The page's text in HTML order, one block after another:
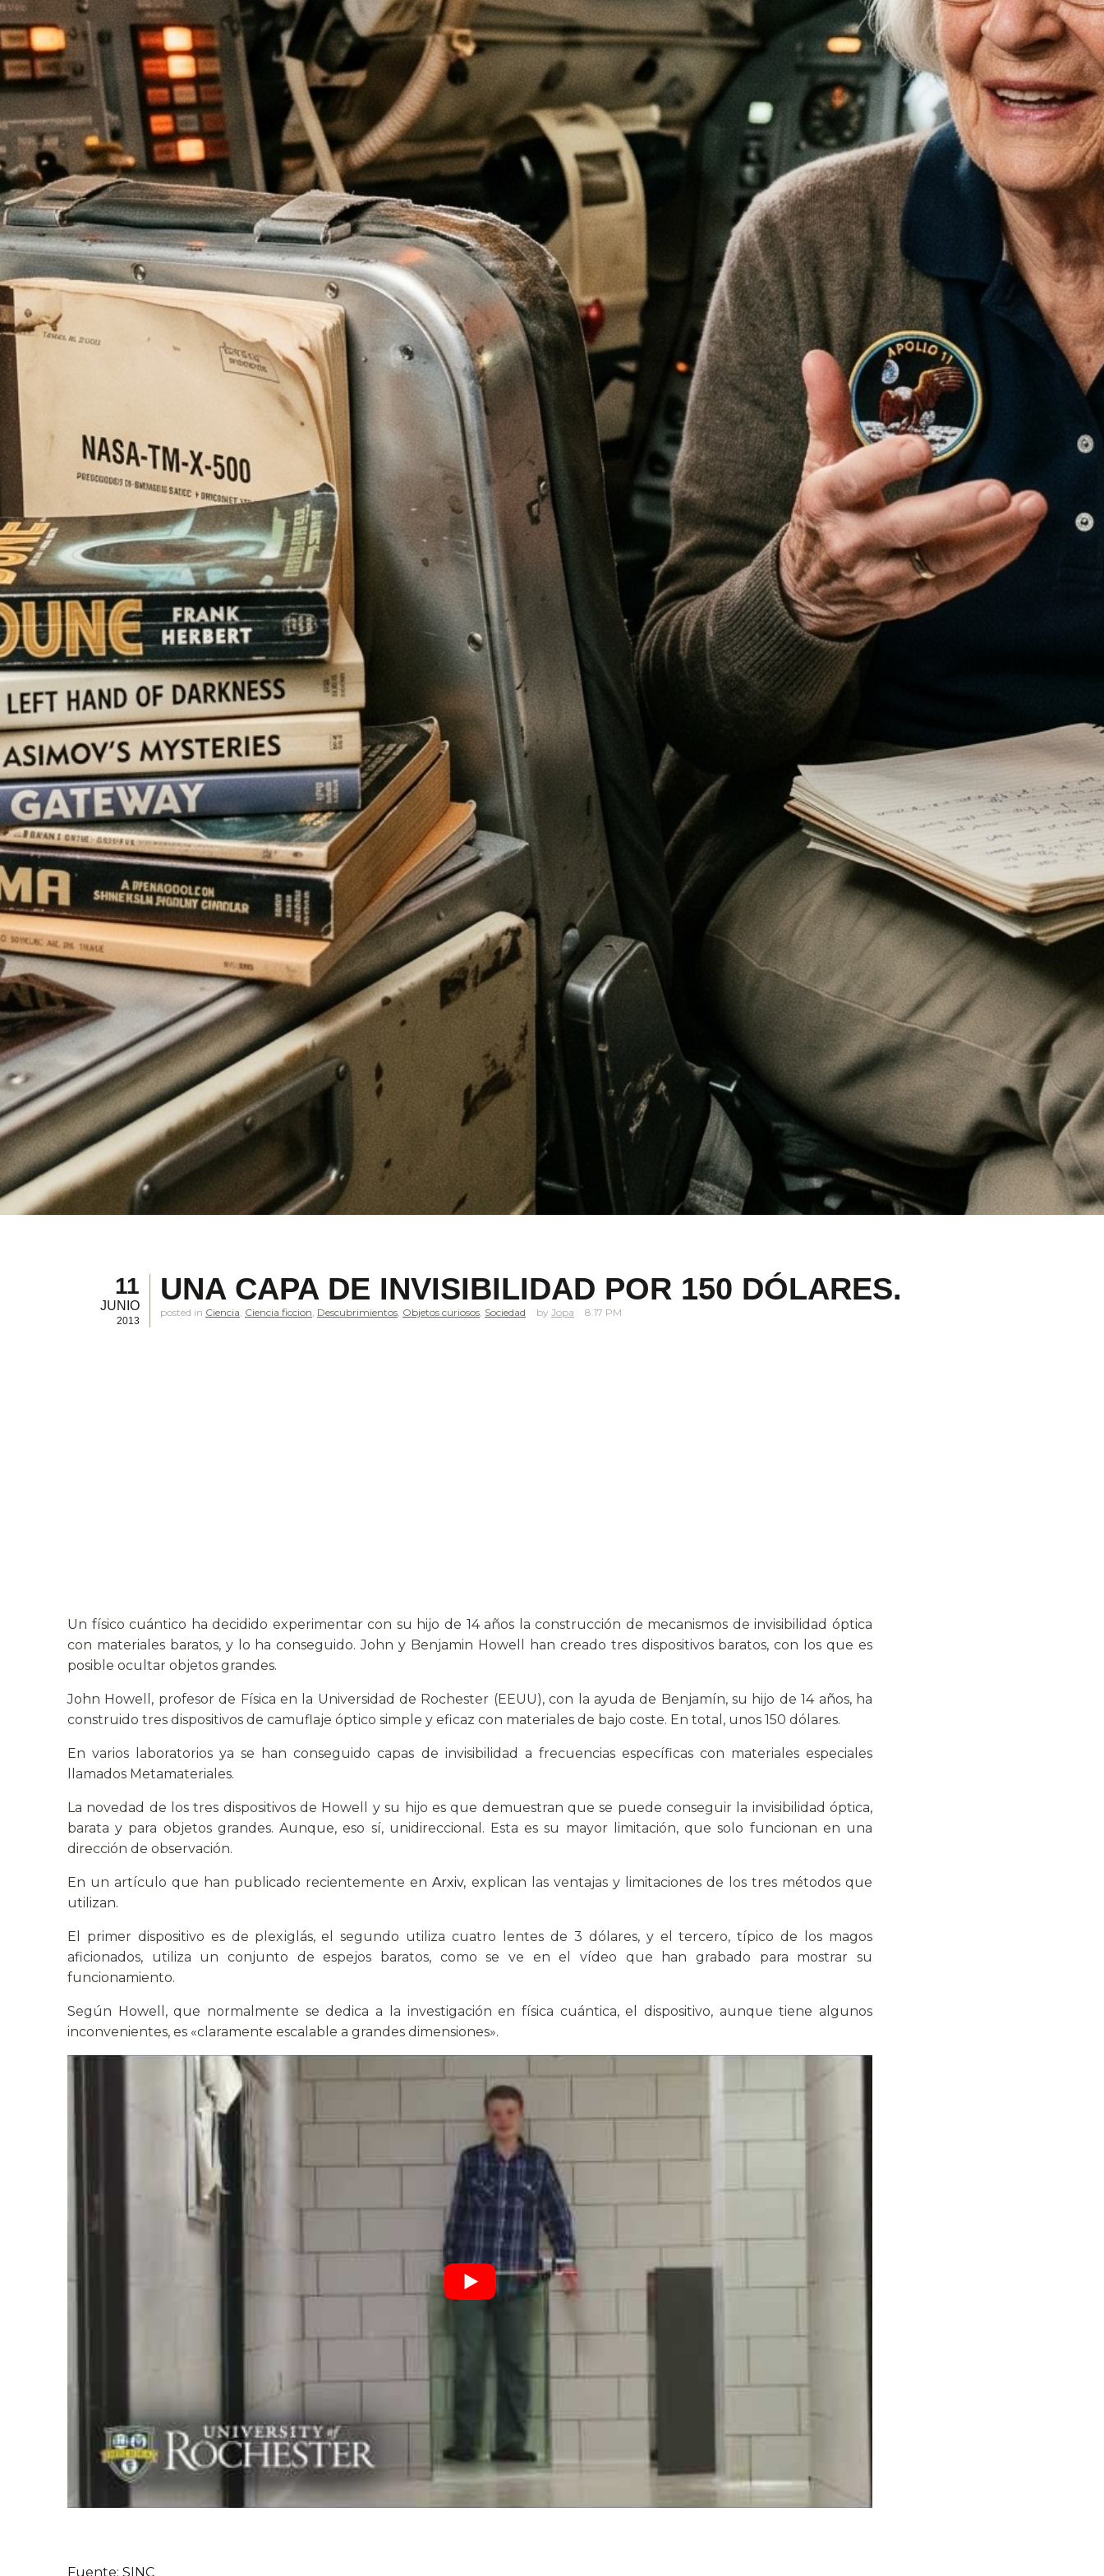
11
JUNIO
2013
UNA CAPA DE INVISIBILIDAD POR 150 DÓLARES.
posted in Ciencia Ciencia ficcion Descubrimientos Objetos curiosos Sociedad Jopa 8.17 PM
Un físico cuántico ha decidido experimentar con su hijo de 14 años la construcción de mecanismos de invisibilidad óptica
con materiales baratos, y lo ha conseguido. John y Benjamin Howell han creado tres dispositivos baratos, con los que es
posible ocultar objetos grandes.
John Howell, profesor de Física en la Universidad de Rochester (EEUU), con la ayuda de Benjamín, su hijo de 14 años, ha
construido tres dispositivos de camuflaje óptico simple y eficaz con materiales de bajo coste. En total, unos 150 dólares.
En varios laboratorios ya se han conseguido capas de invisibilidad a frecuencias específicas con materiales especiales
llamados Metamateriales.
La novedad de los tres dispositivos de Howell y su hijo es que demuestran que se puede conseguir la invisibilidad óptica,
barata y para objetos grandes. Aunque, eso sí, unidireccional. Esta es su mayor limitación, que solo funcionan en una
dirección de observación.
En un artículo que han publicado recientemente enArxiv, explican las ventajas y limitaciones de los tres métodos que
utilizan.
El primer dispositivo es de plexiglás, el segundo utiliza cuatro lentes de 3 dólares, y el tercero, típico de los magos
aficionados, utiliza un conjunto de espejos baratos, como se ve en el vídeo que han grabado para mostrar su
funcionamiento.
Según Howell, que normalmente se dedica a la investigación en física cuántica, el dispositivo, aunque tiene algunos
inconvenientes, es «claramente escalable a grandes dimensiones».
Fuente: SINC